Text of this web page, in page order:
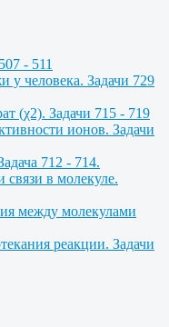
- 511
у человека. Задачи 729
(χ2). Задачи 715 - 719
ионов. Задачи
712 - 714.
в молекуле.
между молекулами
реакции. Задачи